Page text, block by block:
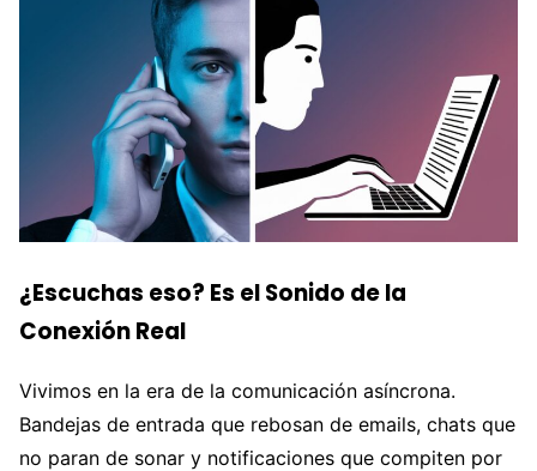
¿Escuchas eso? Es el Sonido de la
Conexión Real
Vivimos en la era de la comunicación asíncrona.
Bandejas de entrada que rebosan de emails, chats que
no paran de sonar y notificaciones que compiten por